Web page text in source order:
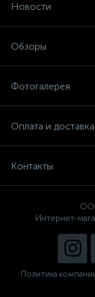
Новости
Обзоры
Фотогалерея
Оплата и доставка
Контакты
Интернет-
Политика